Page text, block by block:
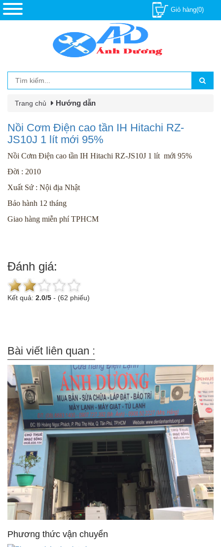
Giỏ hàng(0)
Trang chủ Hướng dẫn
Nồi Cơm Điện cao tần IH Hitachi RZ-
JS10J 1 lít mới 95%
Nồi Cơm Điện cao tần IH Hitachi RZ-JS10J 1 lít mới 95%
Đời : 2010
Xuất Sứ : Nội địa Nhật
Bảo hành 12 tháng
Giao hàng miễn phí TPHCM
Đánh giá:
Kết quả: 2.0/5 - (62 phiếu)
Bài viết liên quan :
Phương thức vận chuyển